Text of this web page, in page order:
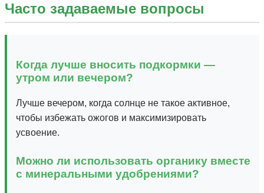
Часто задаваемые вопросы
Когда лучше вносить подкормки —
утром или вечером?
Лучше вечером, когда солнце не такое активное,
чтобы избежать ожогов и максимизировать
усвоение.
Можно ли использовать органику вместе
с минеральными удобрениями?